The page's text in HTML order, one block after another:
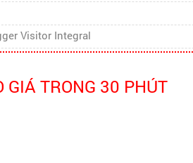
Truyền thông viên
bao ho lao dong - Khóa
Truyền thông viên
thông tin quốc gia
Visitor Integral
GIÁ TRONG 30 PHÚT